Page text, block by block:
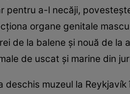
pentru a-l necăji,
organe genitale
de la balene şi nouă de
de uscat și marine din
deschis muzeul la